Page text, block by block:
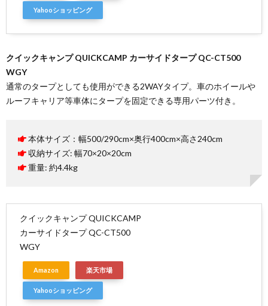
Yahooショッピング
クイックキャンプ QUICKCAMP カーサイドタープ QC-CT500
WGY
通常のタープとしても使用ができる2WAYタイプ。車のホイールや
ルーフキャリア等車体にタープを固定できる専用パーツ付き。
本体サイズ：幅500/290cm×奥行400cm×高さ240cm
収納サイズ: 幅70×20×20cm
重量: 約4.4kg
クイックキャンプ QUICKCAMP
カーサイドタープ QC-CT500
WGY
Amazon 楽天市場
Yahooショッピング